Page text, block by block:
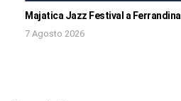
Majatica Jazz Festival a Ferrandina
7 Agosto 2026